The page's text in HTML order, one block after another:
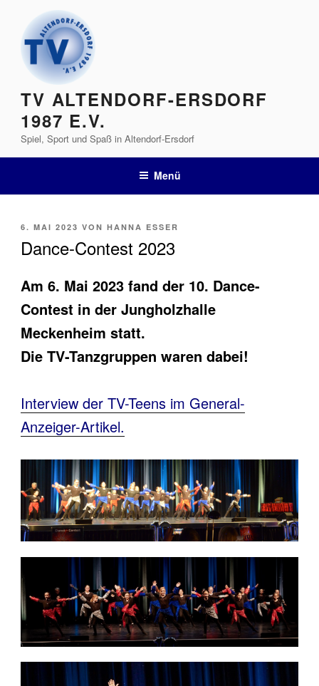
springen
TV ALTENDORF-ERSDORF
1987 E.V.
Spiel, Sport und Spaß in Altendorf-Ersdorf
Menü
VERÖFFENTLICHT
6. MAI 2023 VON HANNA ESSER
Dance-Contest 2023
Am 6. Mai 2023 fand der 10. Dance-
Contest in der Jungholzhalle
Meckenheim statt.
Die TV-Tanzgruppen waren dabei!
Interview der TV-Teens im General-
Anzeiger-Artikel.